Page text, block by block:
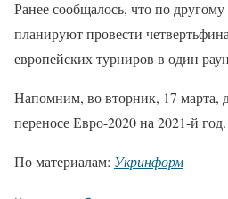
Ранее сообщалось, что по
планируют провести
европейских турниров в один
Напомним, во вторник, 17 марта,
переносе Евро-2020 на 2021-й год.
По материалам: Укринформ